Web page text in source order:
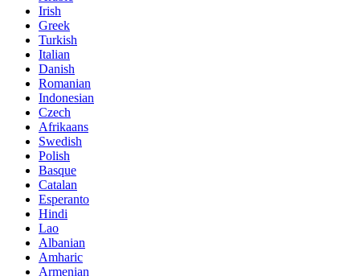
Irish
Greek
Turkish
Italian
Danish
Romanian
Indonesian
Czech
Afrikaans
Swedish
Polish
Basque
Catalan
Esperanto
Hindi
Lao
Albanian
Amharic
Armenian